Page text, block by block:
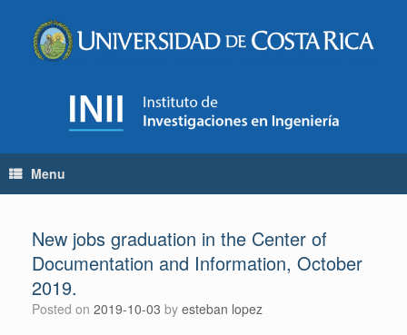
content
Menu
New jobs graduation in the Center of
Documentation and Information, October
2019.
Posted on 2019-10-03 by esteban lopez